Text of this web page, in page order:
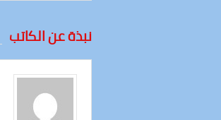
نبذة عن الكاتب